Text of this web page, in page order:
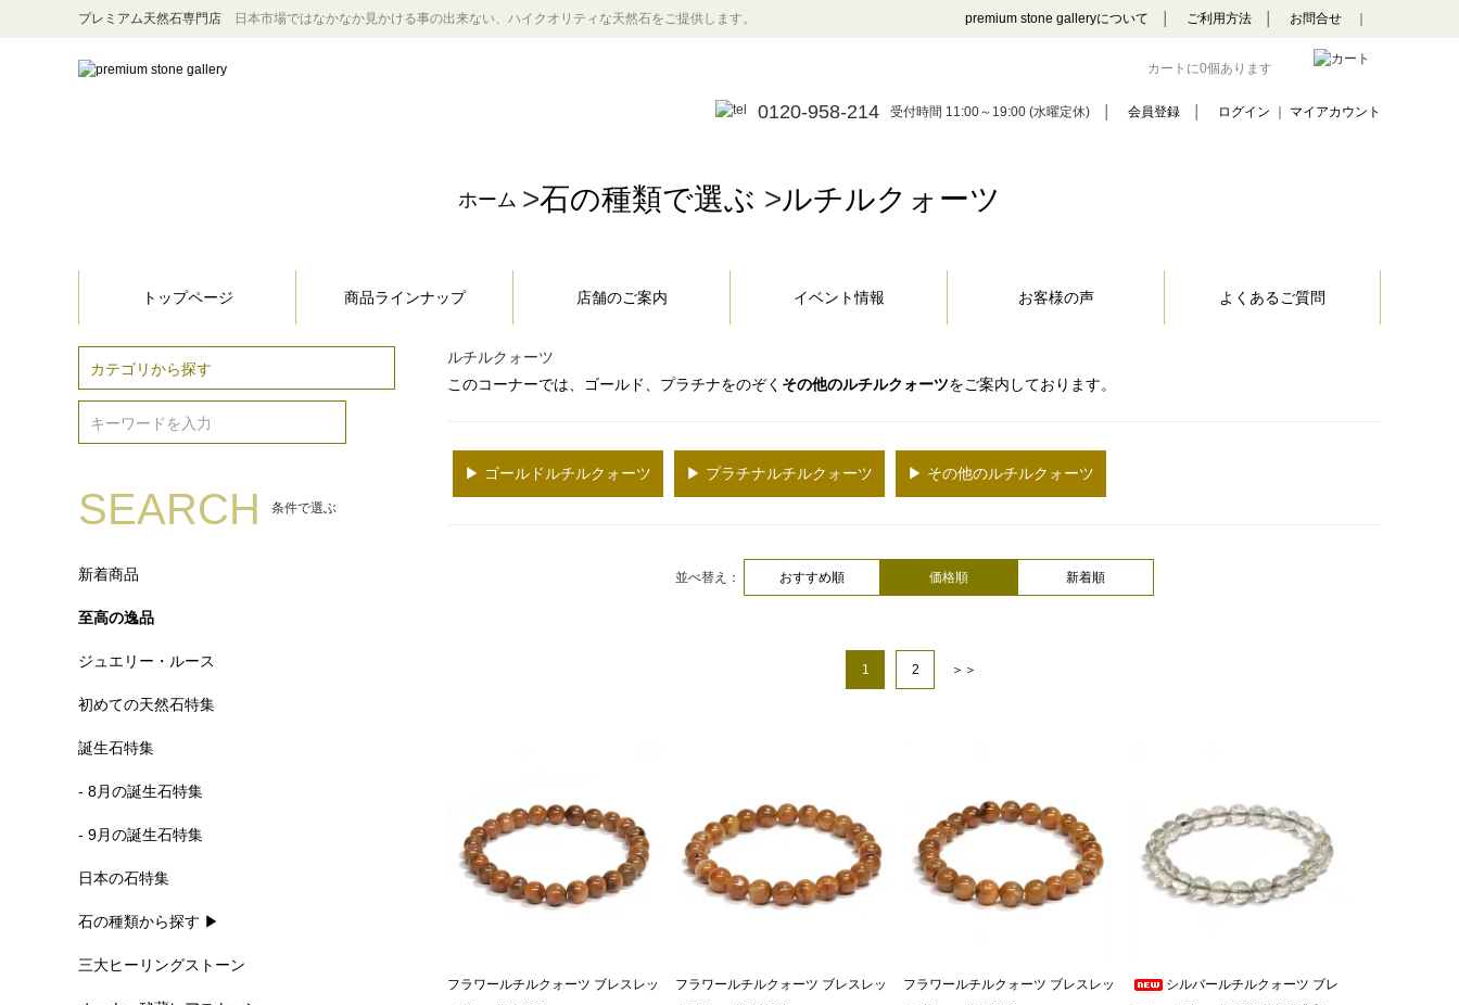
プレミアム天然石専門店 日本市場ではなかなか見かける事の出来ない、ハイクオリティな天然石をご提供します。 premium stone galleryについて ご利用方法 お問合せ
カートに0個あります
0120-958-214 受付時間 11:00～19:00 (水曜定休) 会員登録 ログイン ｜ マイアカウント
ホーム >石の種類で選ぶ >ルチルクォーツ
トップページ 商品ラインナップ 店舗のご案内 イベント情報 お客様の声 よくあるご質問
SEARCH 条件で選ぶ
新着商品
至高の逸品
ジュエリー・ルース
初めての天然石特集
誕生石特集
- 8月の誕生石特集
- 9月の誕生石特集
日本の石特集
石の種類から探す ▶
三大ヒーリングストーン
ルチルクォーツ
このコーナーでは、ゴールド、プラチナをのぞく その他のルチルクォーツをご案内しております。
▶ ゴールドルチルクォーツ ▶ プラチナルチルクォーツ ▶ その他のルチルクォーツ
並べ替え： おすすめ順 価格順 新着順
1 2 ＞＞
フラワールチルクォーツ ブレスレッ
フラワールチルクォーツ ブレスレッ
フラワールチルクォーツ ブレスレッ
シルバールチルクォーツ ブレ